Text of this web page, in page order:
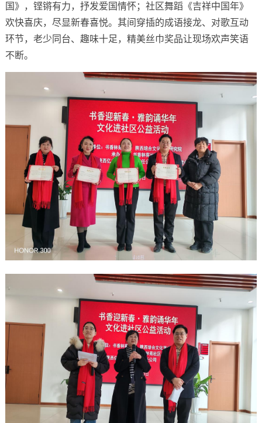
国》，铿锵有力，抒发爱国情怀；社区舞蹈《吉祥中国年》
欢快喜庆，尽显新春喜悦。其间穿插的成语接龙、对歌互动
环节，老少同台、趣味十足，精美丝巾奖品让现场欢声笑语
不断。